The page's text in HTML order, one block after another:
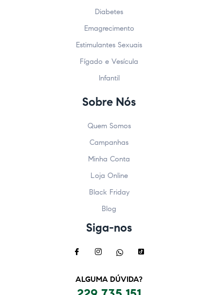
Diabetes
Emagrecimento
Estimulantes Sexuais
Fígado e Vesícula
Infantil
Sobre Nós
Quem Somos
Campanhas
Minha Conta
Loja Online
Black Friday
Blog
Siga-nos
ALGUMA DÚVIDA?